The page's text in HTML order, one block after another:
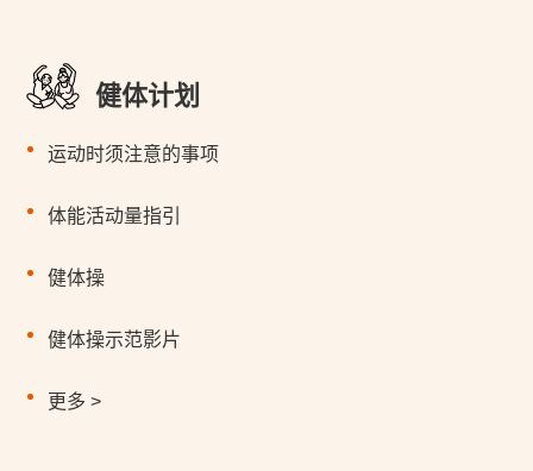
健体计划
运动时须注意的事项
体能活动量指引
健体操
健体操示范影片
更多 >